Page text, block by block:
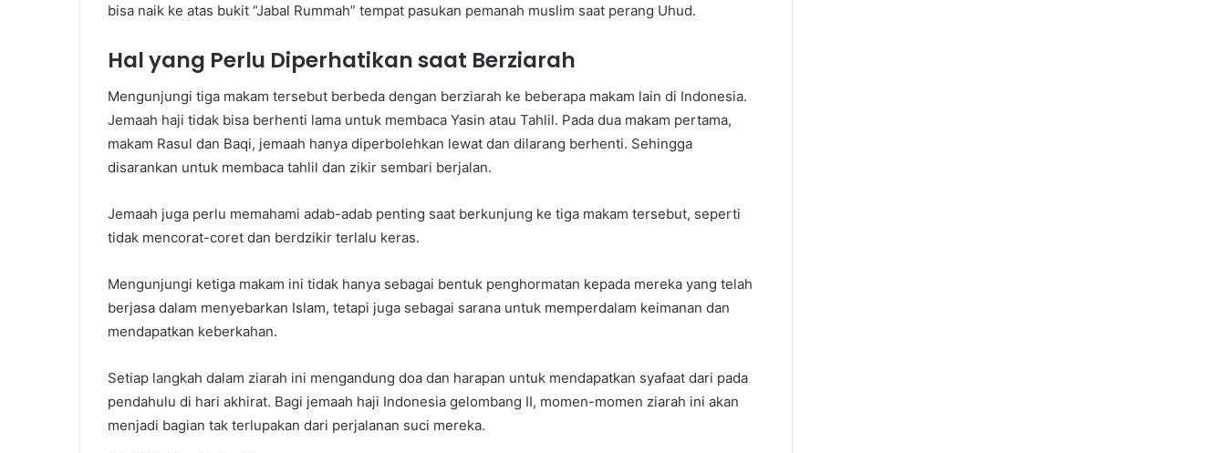
bisa naik ke atas bukit “Jabal Rummah” tempat pasukan pemanah muslim saat perang Uhud.
Hal yang Perlu Diperhatikan saat Berziarah
Mengunjungi tiga makam tersebut berbeda dengan berziarah ke beberapa makam lain di Indonesia.
Jemaah haji tidak bisa berhenti lama untuk membaca Yasin atau Tahlil. Pada dua makam pertama,
makam Rasul dan Baqi, jemaah hanya diperbolehkan lewat dan dilarang berhenti. Sehingga
disarankan untuk membaca tahlil dan zikir sembari berjalan.
Jemaah juga perlu memahami adab-adab penting saat berkunjung ke tiga makam tersebut, seperti
tidak mencorat-coret dan berdzikir terlalu keras.
Mengunjungi ketiga makam ini tidak hanya sebagai bentuk penghormatan kepada mereka yang telah
berjasa dalam menyebarkan Islam, tetapi juga sebagai sarana untuk memperdalam keimanan dan
mendapatkan keberkahan.
Setiap langkah dalam ziarah ini mengandung doa dan harapan untuk mendapatkan syafaat dari pada
pendahulu di hari akhirat. Bagi jemaah haji Indonesia gelombang II, momen-momen ziarah ini akan
menjadi bagian tak terlupakan dari perjalanan suci mereka.